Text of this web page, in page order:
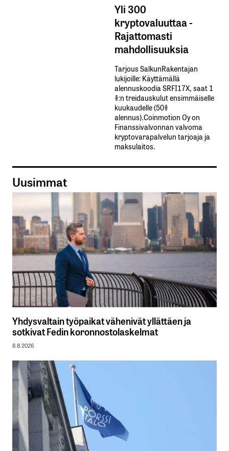
Yli 300
kryptovaluuttaa -
Rajattomasti
mahdollisuuksia
Tarjous SalkunRakentajan
lukijoille: Käyttämällä​ ​
alennuskoodia​ ​SRFI17X,​ ​saat​ ​1
%:n treidauskulut​ ​ensimmäiselle​ ​
kuukaudelle​ ​(50%​ ​
alennus).Coinmotion Oy on
Finanssivalvonnan valvoma
kryptovarapalvelun tarjoaja ja
maksulaitos.
Uusimmat
Yhdysvaltain työpaikat vähenivät yllättäen ja
sotkivat Fedin koronnostolaskelmat
8.8.2026